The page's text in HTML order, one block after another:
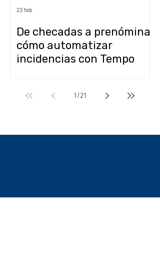
De checadas a prenómina:
cómo automatizar
incidencias con Tempo
23 feb
1/21